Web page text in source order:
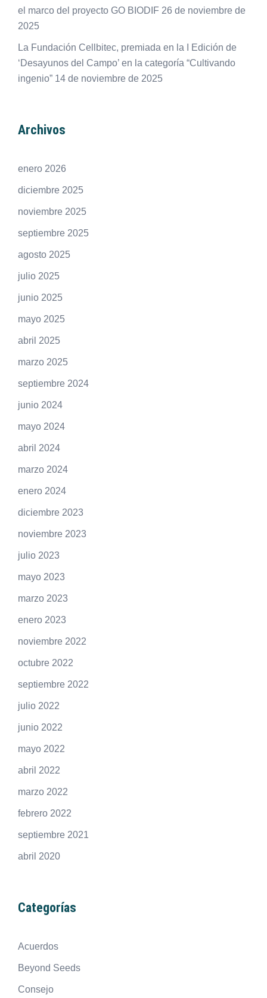
el marco del proyecto GO BIODIF 26 de noviembre de
2025
La Fundación Cellbitec, premiada en la I Edición de
‘Desayunos del Campo’ en la categoría “Cultivando
ingenio” 14 de noviembre de 2025
Archivos
enero 2026
diciembre 2025
noviembre 2025
septiembre 2025
agosto 2025
julio 2025
junio 2025
mayo 2025
abril 2025
marzo 2025
septiembre 2024
junio 2024
mayo 2024
abril 2024
marzo 2024
enero 2024
diciembre 2023
noviembre 2023
julio 2023
mayo 2023
marzo 2023
enero 2023
noviembre 2022
octubre 2022
septiembre 2022
julio 2022
junio 2022
mayo 2022
abril 2022
marzo 2022
febrero 2022
septiembre 2021
abril 2020
Categorías
Acuerdos
Beyond Seeds
Consejo